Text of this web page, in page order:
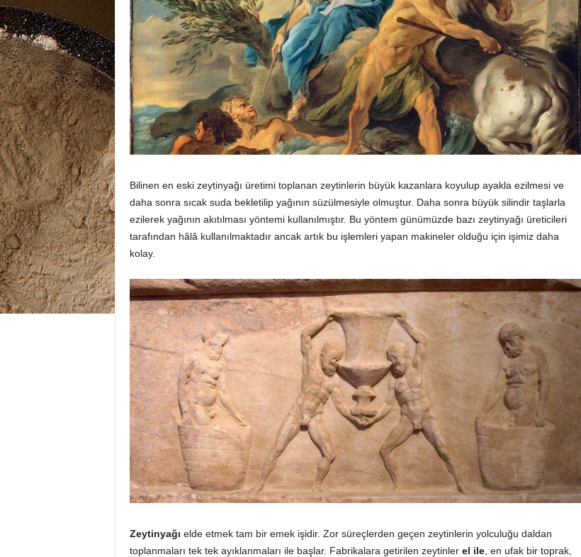
Bilinen en eski zeytinyağı üretimi toplanan zeytinlerin büyük kazanlara koyulup ayakla ezilmesi ve
daha sonra sıcak suda bekletilip yağının süzülmesiyle olmuştur. Daha sonra büyük silindir taşlarla
ezilerek yağının akıtılması yöntemi kullanılmıştır. Bu yöntem günümüzde bazı zeytinyağı üreticileri
tarafından hâlâ kullanılmaktadır ancak artık bu işlemleri yapan makineler olduğu için işimiz daha
kolay.
Zeytinyağı elde etmek tam bir emek işidir. Zor süreçlerden geçen zeytinlerin yolculuğu daldan
toplanmaları tek tek ayıklanmaları ile başlar. Fabrikalara getirilen zeytinler el ile, en ufak bir toprak,